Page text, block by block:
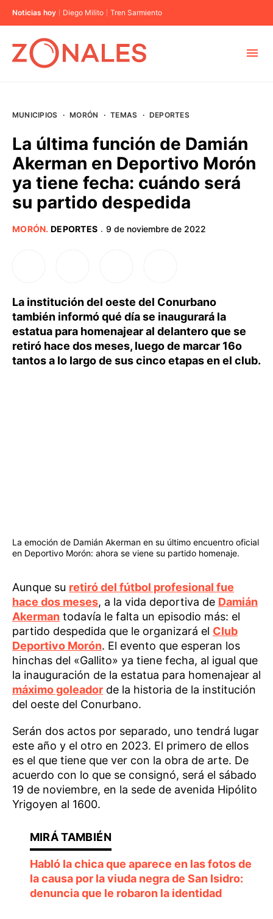
Noticias hoy Diego Milito Tren Sarmiento
BUENOS AIRES
PROVINCIAS
MUNICIPIOS · MORÓN · TEMAS · DEPORTES
La última función de Damián
Akerman en Deportivo Morón
ya tiene fecha: cuándo será
su partido despedida
MORÓN. DEPORTES · 9 de noviembre de 2022
La institución del oeste del Conurbano
también informó qué día se inaugurará la
estatua para homenajear al delantero que se
retiró hace dos meses, luego de marcar 16o
tantos a lo largo de sus cinco etapas en el club.
La emoción de Damián Akerman en su último encuentro oficial
en Deportivo Morón: ahora se viene su partido homenaje.
Aunque su retiró del fútbol profesional fue
hace dos meses, a la vida deportiva de Damián
Akerman todavía le falta un episodio más: el
partido despedida que le organizará el Club
Deportivo Morón. El evento que esperan los
hinchas del «Gallito» ya tiene fecha, al igual que
la inauguración de la estatua para homenajear al
máximo goleador de la historia de la institución
del oeste del Conurbano.
Serán dos actos por separado, uno tendrá lugar
este año y el otro en 2023. El primero de ellos
es el que tiene que ver con la obra de arte. De
acuerdo con lo que se consignó, será el sábado
19 de noviembre, en la sede de avenida Hipólito
Yrigoyen al 1600.
Habló la chica que aparece en las fotos de
la causa por la viuda negra de San Isidro:
denuncia que le robaron la identidad